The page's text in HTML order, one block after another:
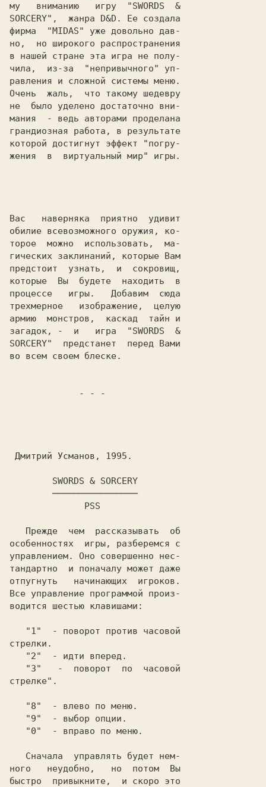
му   вниманию   игру  "SWORDS  &
SORCERY",  жанра D&D . Ее создала
фирма  "MIDAS" уже довольно дав-
но,  но широкого распространения
в нашей стране эта игра не полу-
чила,  из-за  "непривычного" уп-
равления и сложной системы меню.
Очень  жаль,  что такому шедевру
не  было уделено достаточно вни-
мания  - ведь авторами проделана
грандиозная работа, в результате
которой достигнут эффект "погру-
жения  в  виртуальный мир" игры.
Вас   наверняка  приятно  удивит
обилие всевозможного оружия, ко-
торое  можно  использовать,  ма-
гических заклинаний, которые Вам
предстоит  узнать,  и  сокровищ,
которые  Вы  будете  находить  в
процессе   игры.   Добавим  сюда
трехмерное   изображение,  целую
армию  монстров,  каскад  тайн и
загадок, -  и   игра  "SWORDS  &
SORCERY"  предстанет  перед Вами
во всем своем блеске.
             - - -
        SWORDS & SORCERY
        ────────────────
              PSS
особенностях  игры, разберемся с
управлением. Оно совершенно нес-
тандартно  и поначалу может даже
отпугнуть   начинающих  игроков.
Все управление программой произ-
водится шестью клавишами:
   "
1"  - поворот против часовой
стрелки.
   "
2"  - идти вперед.
   "
3"   -  поворот  по  часовой
стрелке".
   "
8"  - влево по меню.
   "
9"  - выбор опции.
   "
0"  - вправо по меню.
ного   неудобно,   но  потом  Вы
быстро  привыкните,  и скоро это